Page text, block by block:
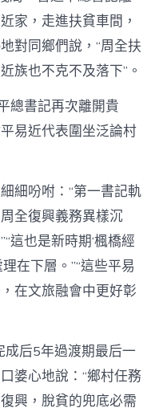
家，走進扶貧車間，
對同鄉們說，“周全扶
族也不克不及落下”。
總書記再次離開貴
易近代表圍坐泛論村
細吩咐：“第一書記軌
全復興義務異樣沉
這也是新時期‘楓橋經
在下層。”“這些平易
在文旅融會中更好彰
后5年過渡期最后一
婆心地說：“鄉村任務
興，脫貧的兜底必需